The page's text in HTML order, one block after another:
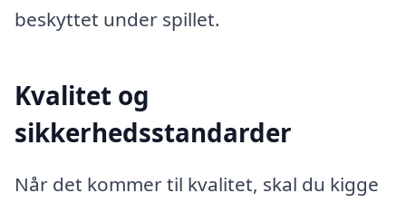
beskyttet under spillet.
Kvalitet og
sikkerhedsstandarder
Når det kommer til kvalitet, skal du kigge